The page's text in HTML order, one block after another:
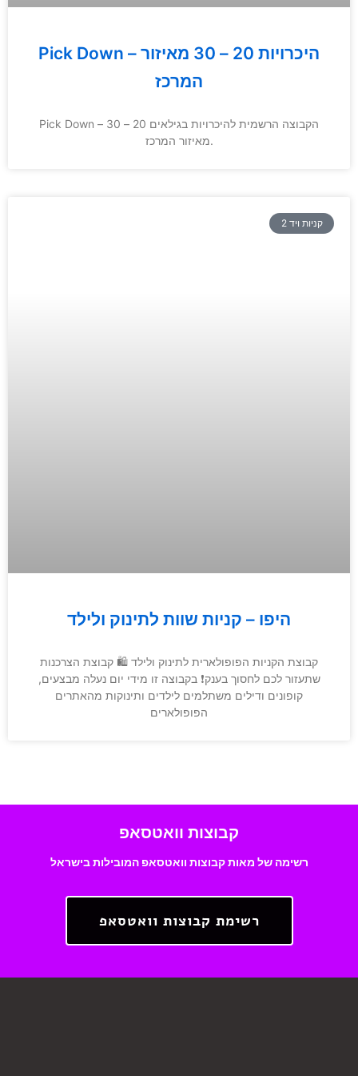
Pick Down – היכרויות 20 – 30 מאיזור
המרכז
Pick Down – הקבוצה הרשמית להיכרויות בגילאים 20 – 30
מאיזור המרכז.
קניות ויד 2
היפו – קניות שוות לתינוק ולילד
קבוצת הקניות הפופולארית לתינוק ולילד 🛍 קבוצת הצרכנות
שתעזור לכם לחסוך בענק❗️ בקבוצה זו מידי יום נעלה מבצעים,
קופונים ודילים משתלמים לילדים ותינוקות מהאתרים
הפופולארים
קבוצות וואטסאפ
רשימה של מאות קבוצות וואטסאפ המובילות בישראל
רשימת קבוצות וואטסאפ